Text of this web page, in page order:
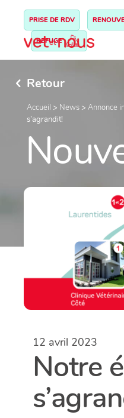
PRISE DE RDV
REFUGE
Retour
Accueil > News > Annonce
s’agrandit!
12 avril 2023
Notre